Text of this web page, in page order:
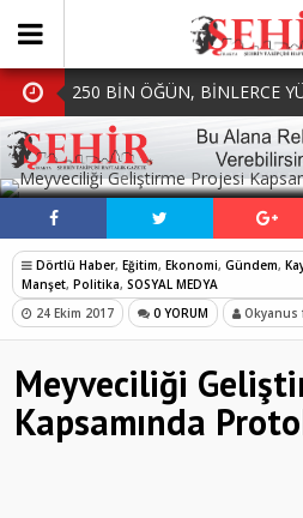
250 BİN ÖĞÜN, BİNLERCE
BAŞKAN MÜGE YILDIZ
BELEDİYECİLİKTE HİÇBİR
BIRAKMIYORUZ!’
MHP Çorlu İlçe Teşkilatında
Mazbatalar Alındı
Dolu Vurdu, Büyükşehir
SOFRALARDA BEREKETİ,
BÜYÜTÜYORUZ!
SOSYAL
Dörtlü Haber, Eğitim, Ekonomi, Gündem,
Manşet, Politika, SOSYAL MEDYA
24 Ekim 2017
0 YORUM Okyanus
Meyveciliği
Kapsamında